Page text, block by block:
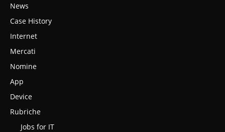
News
Case History
Internet
Mercati
Nomine
App
Device
Rubriche
Jobs for IT